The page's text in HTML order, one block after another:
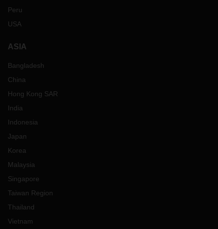
Peru
USA
ASIA
Bangladesh
China
Hong Kong SAR
India
Indonesia
Japan
Korea
Malaysia
Singapore
Taiwan Region
Thailand
Vietnam